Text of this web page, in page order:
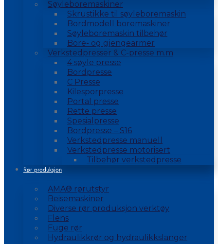
Søyleboremaskiner
Skrustikke til søyleboremaskin
Bordmodell boremaskiner
Søyleboremaskin tilbehør
Bore- og gjengearmer
Verkstedpresser & C-presse m.m
4 søyle presse
Bordpresse
C Presse
Kilesporpresse
Portal presse
Rette presse
Spesialpresse
Bordpresse – S16
Verkstedpresse manuell
Verkstedpresse motorisert
Tilbehør verkstedpresse
Rør produksjon
AMA® rørutstyr
Beisemaskiner
Diverse rør produksjon verktøy
Flens
Fuge rør
Hydraulikkrør og hydraulikkslanger